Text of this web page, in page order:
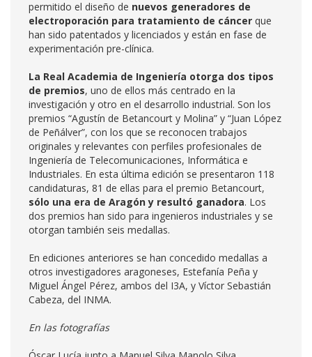
permitido el diseño de nuevos generadores de
electroporación para tratamiento de cáncer que
han sido patentados y licenciados y están en fase de
experimentación pre-clínica.
La Real Academia de Ingeniería otorga dos tipos
de premios, uno de ellos más centrado en la
investigación y otro en el desarrollo industrial. Son los
premios “Agustín de Betancourt y Molina” y “Juan López
de Peñálver”, con los que se reconocen trabajos
originales y relevantes con perfiles profesionales de
Ingeniería de Telecomunicaciones, Informática e
Industriales. En esta última edición se presentaron 118
candidaturas, 81 de ellas para el premio Betancourt,
sólo una era de Aragón y resultó ganadora. Los
dos premios han sido para ingenieros industriales y se
otorgan también seis medallas.
En ediciones anteriores se han concedido medallas a
otros investigadores aragoneses, Estefanía Peña y
Miguel Ángel Pérez, ambos del I3A, y Víctor Sebastián
Cabeza, del INMA.
En las fotografías